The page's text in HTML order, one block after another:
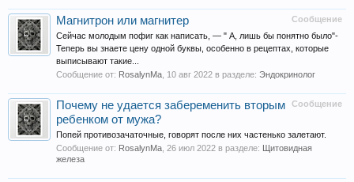
Сообщение
Магнитрон или магнитер
Сейчас молодым пофиг как написать, — " А, лишь бы понятно было"-
Теперь вы знаете цену одной буквы, особенно в рецептах, которые
выписывают такие...
Сообщение от: RosalynMa 10 авг 2022 в разделе: Эндокринолог
Сообщение
Почему не удается забеременить вторым
ребенком от мужа?
Попей противозачаточные, говорят после них частенько залетают.
Сообщение от: RosalynMa 26 июл 2022 в разделе: Щитовидная
железа